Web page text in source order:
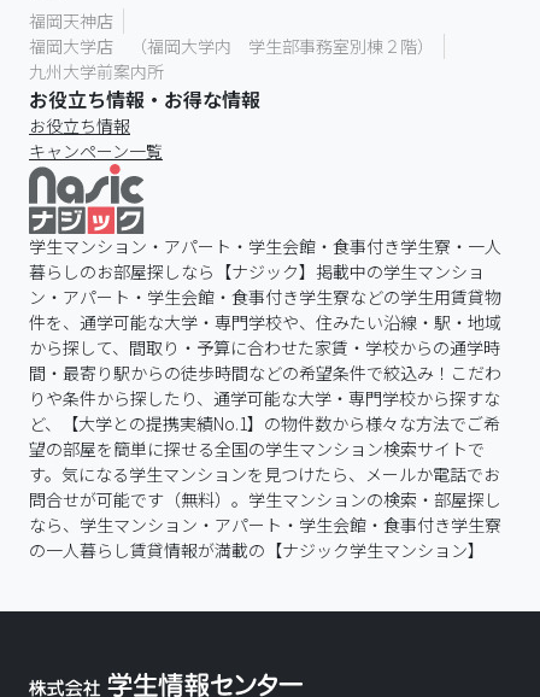
福岡天神店
福岡大学店 （福岡大学内 学生部事務室別棟２階）
九州大学前案内所
お役立ち情報・お得な情報
お役立ち情報
キャンペーン一覧
学生マンション・アパート・学生会館・食事付き学生寮・一人
暮らしのお部屋探しなら【ナジック】掲載中の学生マンショ
ン・アパート・学生会館・食事付き学生寮などの学生用賃貸物
件を、通学可能な大学・専門学校や、住みたい沿線・駅・地域
から探して、間取り・予算に合わせた家賃・学校からの通学時
間・最寄り駅からの徒歩時間などの希望条件で絞込み！こだわ
りや条件から探したり、通学可能な大学・専門学校から探すな
ど、【大学との提携実績No.1】の物件数から様々な方法でご希
望の部屋を簡単に探せる全国の学生マンション検索サイトで
す。気になる学生マンションを見つけたら、メールか電話でお
問合せが可能です（無料）。学生マンションの検索・部屋探し
なら、学生マンション・アパート・学生会館・食事付き学生寮
の一人暮らし賃貸情報が満載の【ナジック学生マンション】